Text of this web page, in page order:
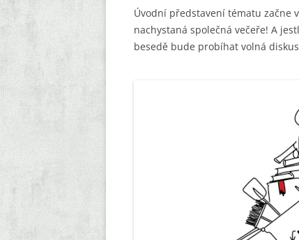
Úvodní představení tématu začne
nachystaná společná večeře! A
besedě bude probíhat volná